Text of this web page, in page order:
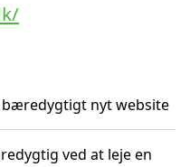
bæredygtigt nyt website
ved at leje en